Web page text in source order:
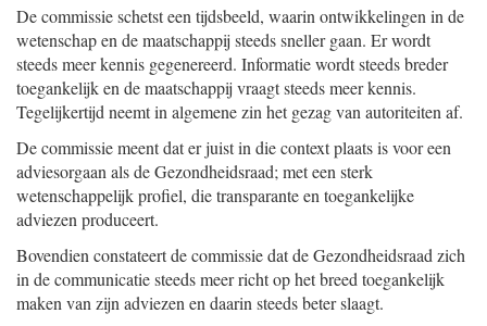
De commissie schetst een tijdsbeeld, waarin ontwikkelingen in de
wetenschap en de maatschappij steeds sneller gaan. Er wordt
steeds meer kennis gegenereerd. Informatie wordt steeds breder
toegankelijk en de maatschappij vraagt steeds meer kennis.
Tegelijkertijd neemt in algemene zin het gezag van autoriteiten af.
De commissie meent dat er juist in die context plaats is voor een
adviesorgaan als de Gezondheidsraad; met een sterk
wetenschappelijk profiel, die transparante en toegankelijke
adviezen produceert.
Bovendien constateert de commissie dat de Gezondheidsraad zich
in de communicatie steeds meer richt op het breed toegankelijk
maken van zijn adviezen en daarin steeds beter slaagt.